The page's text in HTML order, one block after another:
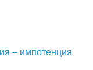
– импотенция